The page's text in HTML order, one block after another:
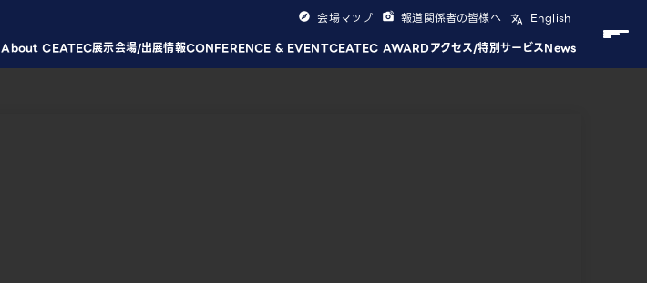
About CEATEC展示会場/出展情報CONFERENCE & EVENTCEATEC AWARDアクセス/特別サービスNews
会場マップ 報道関係者の皆様へ English